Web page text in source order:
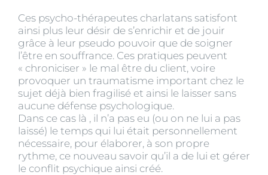
Ces psycho-thérapeutes charlatans satisfont
ainsi plus leur désir de s’enrichir et de jouir
grâce à leur pseudo pouvoir que de soigner
l’être en souffrance. Ces pratiques peuvent
« chroniciser » le mal être du client, voire
provoquer un traumatisme important chez le
sujet déjà bien fragilisé et ainsi le laisser sans
aucune défense psychologique.
Dans ce cas là , il n’a pas eu (ou on ne lui a pas
laissé) le temps qui lui était personnellement
nécessaire, pour élaborer, à son propre
rythme, ce nouveau savoir qu’il a de lui et gérer
le conflit psychique ainsi créé.